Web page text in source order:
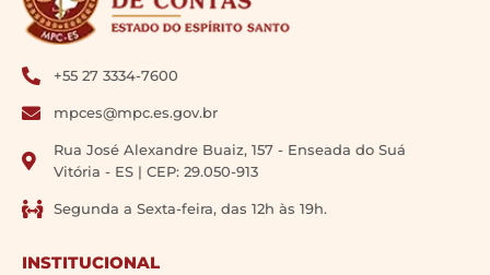
+55 27 3334-7600
mpces@mpc.es.gov.br
Rua José Alexandre Buaiz, 157 - Enseada do Suá
Vitória - ES | CEP: 29.050-913
Segunda a Sexta-feira, das 12h às 19h.
INSTITUCIONAL